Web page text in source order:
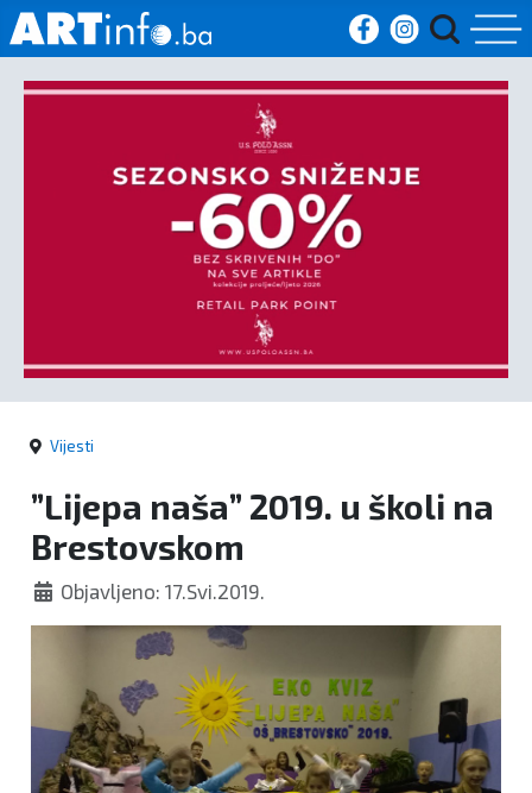
Početna
Vijesti
Crna
kronika
Politika
Zanimljivosti
Vijesti
”Lijepa naša” 2019. u školi na
Brestovskom
Objavljeno: 17.Svi.2019.